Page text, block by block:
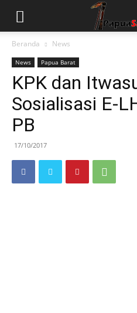
Beranda News
News Papua Barat
KPK dan
Sosialisasi E-
PB
17/10/2017